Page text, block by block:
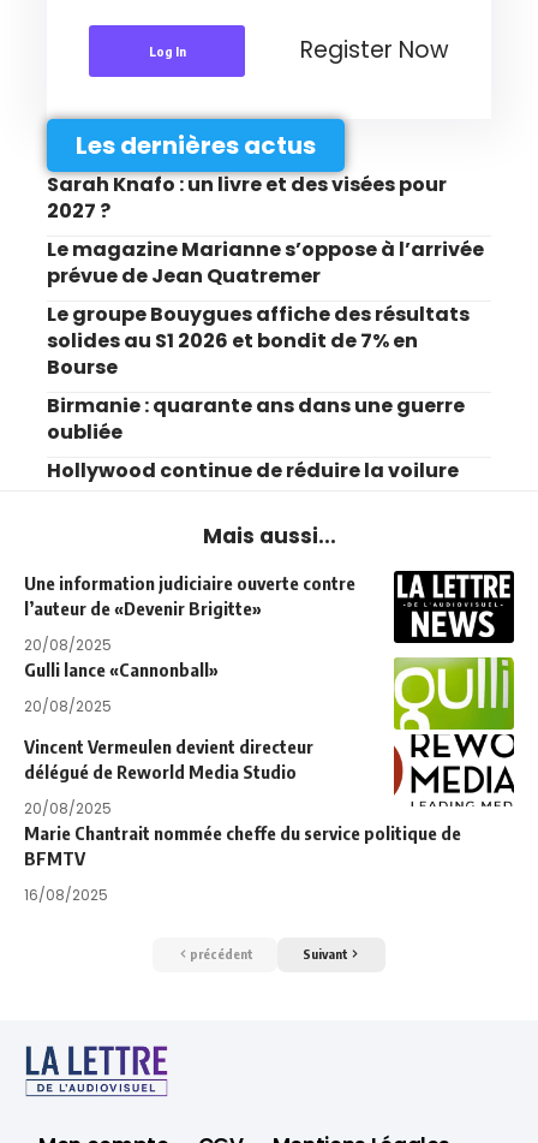
Log In Register Now
Les dernières actus
Sarah Knafo : un livre et des visées pour
2027 ?
Le magazine Marianne s’oppose à l’arrivée
prévue de Jean Quatremer
Le groupe Bouygues affiche des résultats
solides au S1 2026 et bondit de 7% en
Bourse
Birmanie : quarante ans dans une guerre
oubliée
Hollywood continue de réduire la voilure
Mais aussi...
Une information judiciaire ouverte contre
l’auteur de «Devenir Brigitte»
20/08/2025
Gulli lance «Cannonball»
20/08/2025
Vincent Vermeulen devient directeur
délégué de Reworld Media Studio
20/08/2025
Marie Chantrait nommée cheffe du service politique de
BFMTV
16/08/2025
précédent Suivant